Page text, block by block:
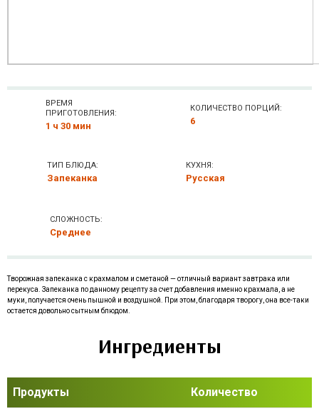
ВРЕМЯ
ПРИГОТОВЛЕНИЯ:
1 ч 30 мин
КОЛИЧЕСТВО ПОРЦИЙ:
6
ТИП БЛЮДА:
Запеканка
КУХНЯ:
Русская
СЛОЖНОСТЬ:
Среднее
Творожная запеканка с крахмалом и сметаной — отличный вариант завтрака или
перекуса. Запеканка по данному рецепту за счет добавления именно крахмала, а не
муки, получается очень пышной и воздушной. При этом, благодаря творогу, она все-таки
остается довольно сытным блюдом.
Ингредиенты
Продукты Количество